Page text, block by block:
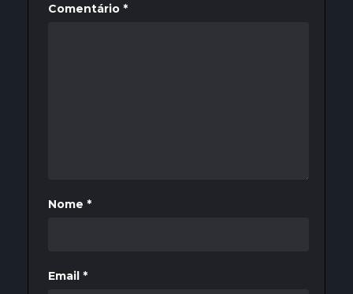
Comentário *
Nome *
Email *